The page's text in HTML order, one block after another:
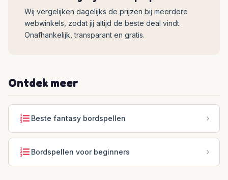
Wij vergelijken dagelijks de prijzen bij meerdere
webwinkels, zodat jij altijd de beste deal vindt.
Onafhankelijk, transparant en gratis.
Ontdek meer
Beste fantasy bordspellen
Bordspellen voor beginners